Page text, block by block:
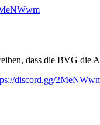
dass die BVG die
discord.gg/